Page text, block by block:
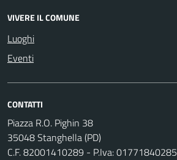
VIVERE IL COMUNE
Luoghi
Eventi
CONTATTI
Piazza R.O. Pighin 38
35048 Stanghella (PD)
C.F. 82001410289 - P.Iva: 01771840285